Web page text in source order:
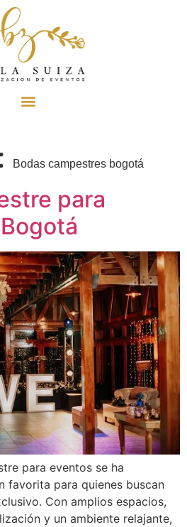
Bodas campestres bogotá
para
para eventos se ha
favorita para quienes buscan
Con amplios espacios,
y un ambiente relajante,